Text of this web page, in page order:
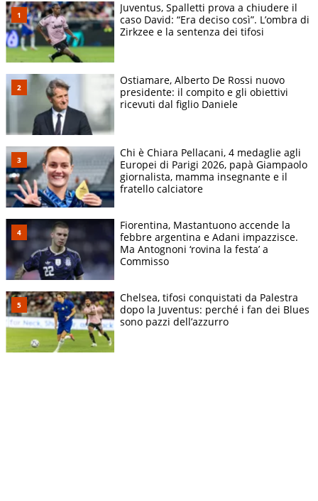
Juventus, Spalletti prova a chiudere il
caso David: “Era deciso così”. L’ombra di
Zirkzee e la sentenza dei tifosi
Ostiamare, Alberto De Rossi nuovo
presidente: il compito e gli obiettivi
ricevuti dal figlio Daniele
Chi è Chiara Pellacani, 4 medaglie agli
Europei di Parigi 2026, papà Giampaolo
giornalista, mamma insegnante e il
fratello calciatore
Fiorentina, Mastantuono accende la
febbre argentina e Adani impazzisce.
Ma Antognoni ‘rovina la festa’ a
Commisso
Chelsea, tifosi conquistati da Palestra
dopo la Juventus: perché i fan dei Blues
sono pazzi dell’azzurro